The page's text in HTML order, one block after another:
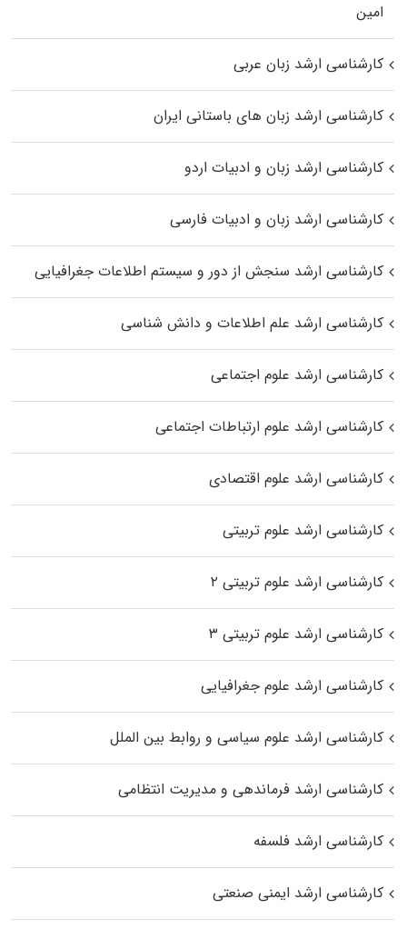
اﻣﻴﻦ
کارشناسی ارشد زبان عربی
کارشناسی ارشد زبان‌ های باستانی ایران
کارشناسی ارشد زبان و ادبیات اردو
کارشناسی ارشد زبان و ادبیات فارسی
کارشناسی ارشد سنجش از دور و سیستم اطلاعات جغرافیایی
کارشناسی ارشد علم اطلاعات و دانش شناسی
کارشناسی ارشد علوم اجتماعی
کارشناسی ارشد علوم ارتباطات اجتماعی
کارشناسی ارشد علوم اقتصادی
کارشناسی ارشد علوم تربیتی
کارشناسی ارشد علوم تربیتی ۲
کارشناسی ارشد علوم تربیتی ۳
کارشناسی ارشد علوم جغرافیایی
کارشناسی ارشد علوم سیاسی و روابط بین الملل
کارشناسی ارشد فرماندهی و مدیریت انتظامی
کارشناسی ارشد فلسفه
کارشناسی ارشد ایمنی صنعتی